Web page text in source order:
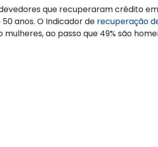
que recuperaram crédito em
anos. O Indicador de recuperação
ao passo que 49% são